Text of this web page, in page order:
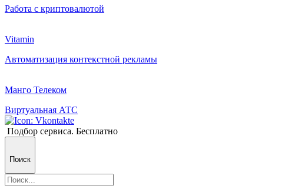
Работа с криптовалютой
Vitamin
Автоматизация контекстной рекламы
Манго Телеком
Виртуальная АТС
Подбор сервиса. Бесплатно
Поиск